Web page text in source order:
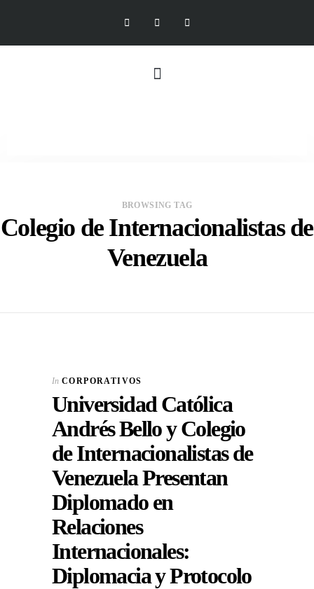
BROWSING TAG
Colegio de Internacionalistas de
Venezuela
In CORPORATIVOS
Universidad Católica
Andrés Bello y Colegio
de Internacionalistas de
Venezuela Presentan
Diplomado en
Relaciones
Internacionales:
Diplomacia y Protocolo